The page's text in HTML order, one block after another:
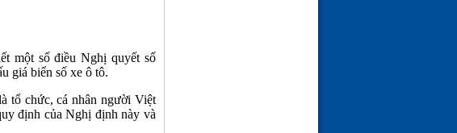
một số điều Nghị quyết số
giá biển số xe ô tô.
tổ chức, cá nhân người Việt
định của Nghị định này và